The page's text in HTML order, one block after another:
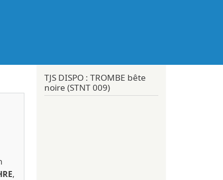
,
TJS DISPO : TROMBE bête
noire (STNT 009)